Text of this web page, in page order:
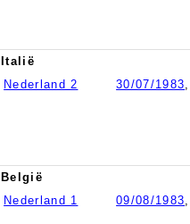
Italië
Nederland 2
30/07/1983
België
Nederland 1
09/08/1983